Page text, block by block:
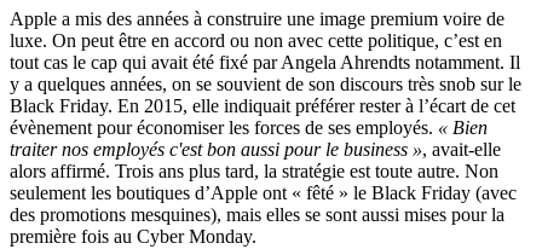
Apple a mis des années à construire une image premium voire de
luxe. On peut être en accord ou non avec cette politique, c’est en
tout cas le cap qui avait été fixé par Angela Ahrendts notamment. Il
y a quelques années, on se souvient de son discours très snob sur le
Black Friday. En 2015, elle indiquait préférer rester à l’écart de cet
évènement pour économiser les forces de ses employés. « Bien
traiter nos employés c'est bon aussi pour le business », avait-elle
alors affirmé. Trois ans plus tard, la stratégie est toute autre. Non
seulement les boutiques d’Apple ont « fêté » le Black Friday (avec
des promotions mesquines), mais elles se sont aussi mises pour la
première fois au Cyber Monday.